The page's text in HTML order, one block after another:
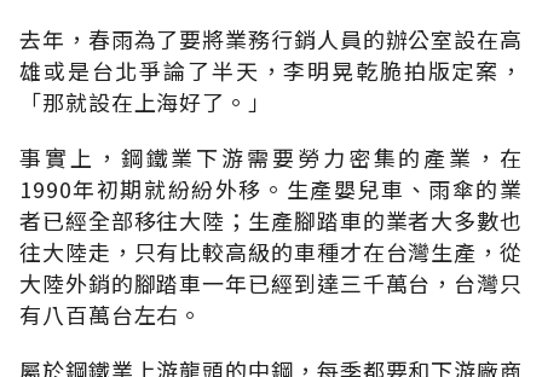
去年，春雨為了要將業務行銷人員的辦公室設在高
雄或是台北爭論了半天，李明晃乾脆拍版定案，
「那就設在上海好了。」
事實上，鋼鐵業下游需要勞力密集的產業，在
1990年初期就紛紛外移。生產嬰兒車、雨傘的業
者已經全部移往大陸；生產腳踏車的業者大多數也
往大陸走，只有比較高級的車種才在台灣生產，從
大陸外銷的腳踏車一年已經到達三千萬台，台灣只
有八百萬台左右。
屬於鋼鐵業上游龍頭的中鋼，每季都要和下游廠商